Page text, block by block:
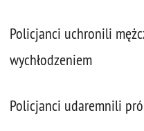
Policjanci uchronili
wychłodzeniem
Policjanci udaremnili